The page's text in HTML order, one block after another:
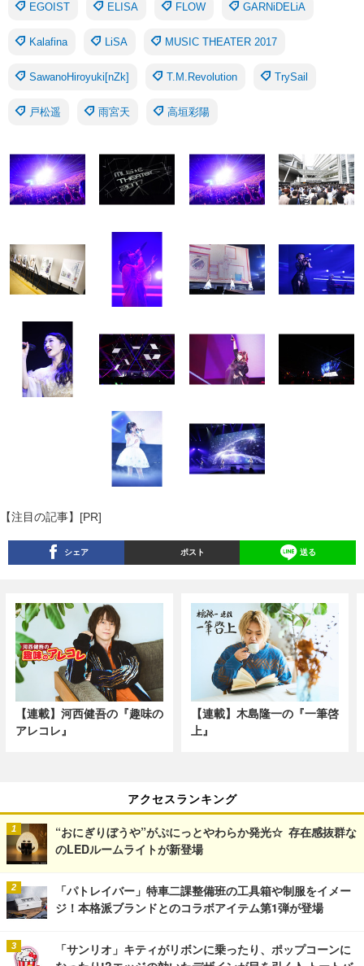
EGOIST ELISA FLOW GARNiDELiA
Kalafina LiSA MUSIC THEATER 2017
SawanoHiroyuki[nZk] T.M.Revolution TrySail
戸松遥 雨宮天 高垣彩陽
【注目の記事】[PR]
シェア ポスト 送る
【連載】河西健吾の『趣味の
アレコレ』
【連載】木島隆一の『一筆啓
上』
アクセスランキング
“おにぎりぼうや”がぷにっとやわらか発光☆ 存在感抜群な
のLEDルームライトが新登場
「パトレイバー」特車二課整備班の工具箱や制服をイメー
ジ！本格派ブランドとのコラボアイテム第1弾が登場
「サンリオ」キティがリボンに乗ったり、ポップコーンに